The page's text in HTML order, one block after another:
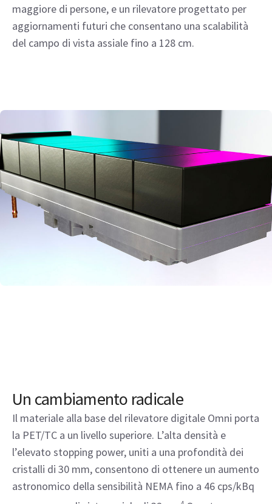
maggiore di persone, e un rilevatore progettato per
aggiornamenti futuri che consentano una scalabilità
del campo di vista assiale fino a 128 cm.
Un cambiamento radicale
Il materiale alla base del rilevatore digitale Omni porta
la PET/TC a un livello superiore. L’alta densità e
l’elevato stopping power, uniti a una profondità dei
cristalli di 30 mm, consentono di ottenere un aumento
astronomico della sensibilità NEMA fino a 46 cps/kBq